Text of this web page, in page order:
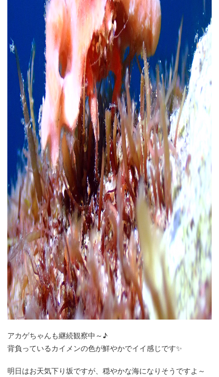
アカゲちゃんも継続観察中～♪
背負っているカイメンの色が鮮やかでイイ感じです✨
明日はお天気下り坂ですが、穏やかな海になりそうですよ～